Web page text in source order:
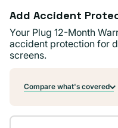
Add Accident
Your Plug 12-Month
accident protection for
screens.
Compare what's covered